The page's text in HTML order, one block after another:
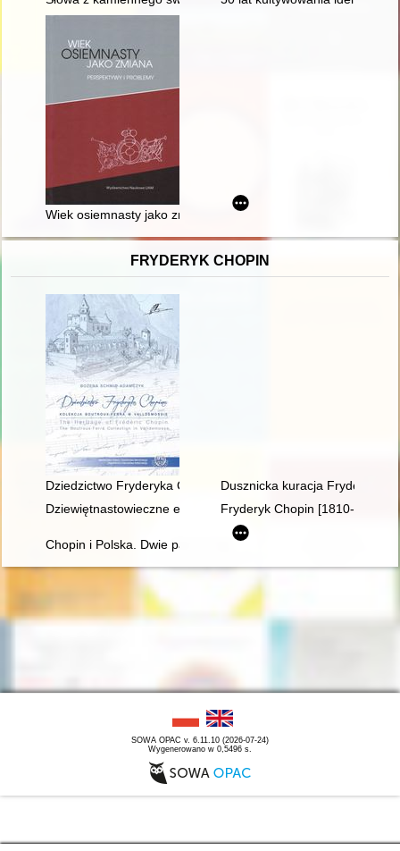
Wiek osiemnasty jako zmiana : perspektywy i problemy
FRYDERYK CHOPIN
Dziedzictwo Fryderyka Chopina. Kolekcja Boutroux-Ferra w
Dusznicka kuracja Fryderyka
Dziewiętnastowieczne edycje dzieł Fryderyka Chopina jako
Fryderyk Chopin [1810-1849]
Chopin i Polska. Dwie pasje życia Gastona Belotti [1920-1985]
SOWA OPAC v. 6.11.10 (2026-07-24)
Wygenerowano w 0,5496 s.